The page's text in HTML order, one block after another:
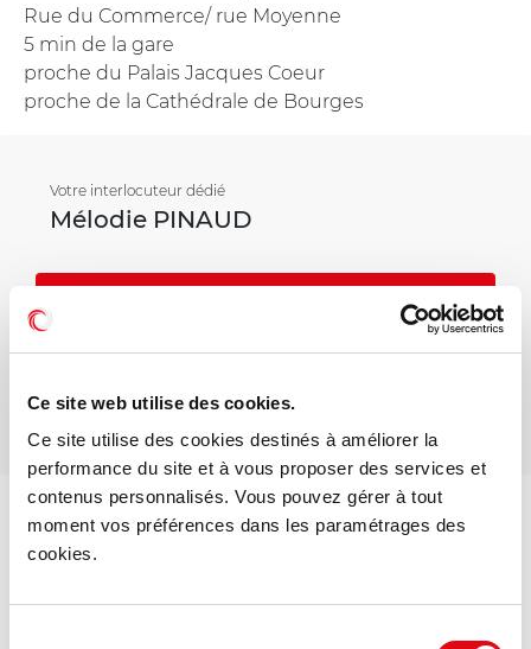
Ce site web utilise des cookies.
Ce site utilise des cookies destinés à améliorer la
performance du site et à vous proposer des services et
contenus personnalisés. Vous pouvez gérer à tout
moment vos préférences dans les paramétrages des
cookies.
Rue du Commerce/ rue Moyenne
5 min de la gare
proche du Palais Jacques Coeur
proche de la Cathédrale de Bourges
Votre interlocuteur dédié
Mélodie PINAUD
DPE - GES